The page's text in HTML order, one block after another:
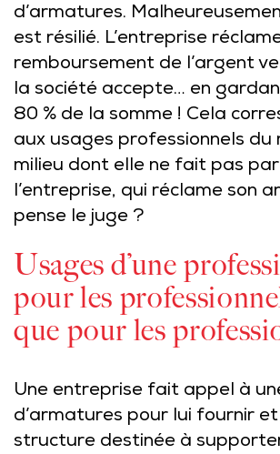
d’armatures.
est résilié. L’entreprise
remboursement de l’argent
la société accepte… en
80 % de la somme ! Cela
aux usages professionnels du
milieu dont elle ne fait pas
l’entreprise, qui réclame son
pense le juge ?
Usages d’une
pour les
que pour les
Une entreprise fait appel à
d’armatures pour lui fournir
structure destinée à